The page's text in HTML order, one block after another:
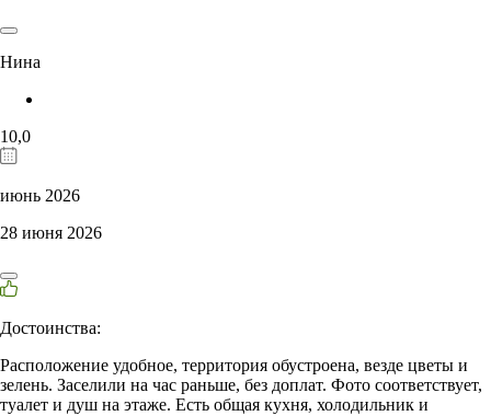
Нина
10,0
июнь 2026
28 июня 2026
Достоинства:
Расположение удобное, территория обустроена, везде цветы и
зелень. Заселили на час раньше, без доплат. Фото соответствует,
туалет и душ на этаже. Есть общая кухня, холодильник и